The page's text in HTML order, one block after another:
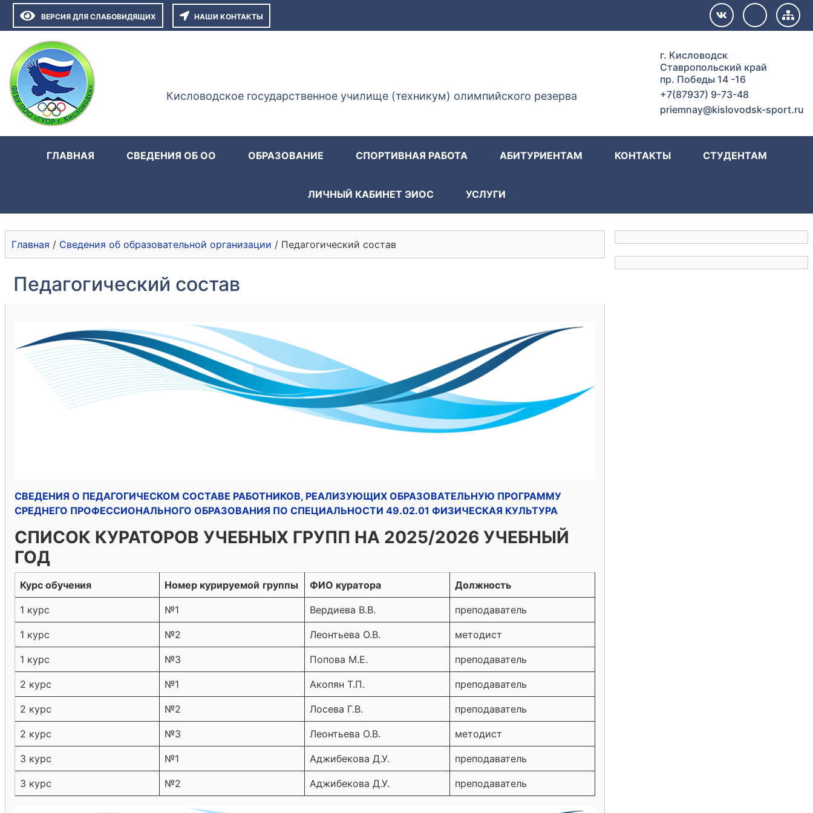
ВЕРСИЯ ДЛЯ СЛАБОВИДЯЩИХ НАШИ КОНТАКТЫ
Кисловодское государственное училище (техникум) олимпийского резерва
г. Кисловодск
Ставропольский край
пр. Победы 14 -16
+7(87937) 9-73-48
priemnay@kislovodsk-sport.ru
ГЛАВНАЯ СВЕДЕНИЯ ОБ ОО ОБРАЗОВАНИЕ СПОРТИВНАЯ РАБОТА АБИТУРИЕНТАМ КОНТАКТЫ СТУДЕНТАМ
ЛИЧНЫЙ КАБИНЕТ ЭИОС УСЛУГИ
Главная / Сведения об образовательной организации / Педагогический состав
Педагогический состав
СВЕДЕНИЯ О ПЕДАГОГИЧЕСКОМ СОСТАВЕ РАБОТНИКОВ, РЕАЛИЗУЮЩИХ ОБРАЗОВАТЕЛЬНУЮ ПРОГРАММУ
СРЕДНЕГО ПРОФЕССИОНАЛЬНОГО ОБРАЗОВАНИЯ ПО СПЕЦИАЛЬНОСТИ 49.02.01 ФИЗИЧЕСКАЯ КУЛЬТУРА
СПИСОК КУРАТОРОВ УЧЕБНЫХ ГРУПП НА 2025/2026 УЧЕБНЫЙ
ГОД
Курс обучения Номер курируемой группы ФИО куратора Должность
1 курс №1 Вердиева В.В. преподаватель
1 курс №2 Леонтьева О.В. методист
1 курс №3 Попова М.Е. преподаватель
2 курс №1 Акопян Т.П. преподаватель
2 курс №2 Лосева Г.В. преподаватель
2 курс №3 Леонтьева О.В. методист
3 курс №1 Аджибекова Д.У. преподаватель
3 курс №2 Аджибекова Д.У. преподаватель